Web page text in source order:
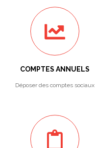
COMPTES ANNUELS
Déposer des comptes sociaux